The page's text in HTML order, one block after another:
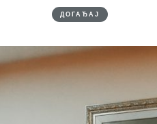
ДОГАЂАЈ